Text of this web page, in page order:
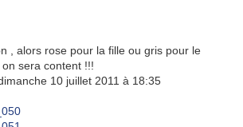
, alors rose pour la fille ou gris pour le
sera content !!!
10 juillet 2011 à 18:35